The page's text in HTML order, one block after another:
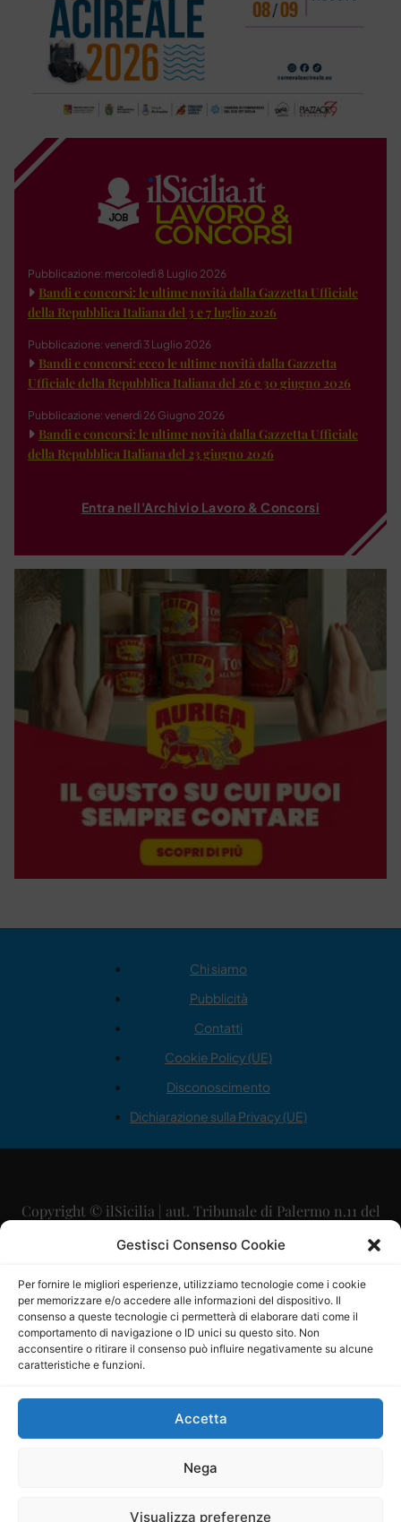
Gestisci Consenso Cookie
Per fornire le migliori esperienze, utilizziamo tecnologie come i cookie
per memorizzare e/o accedere alle informazioni del dispositivo. Il
consenso a queste tecnologie ci permetterà di elaborare dati come il
comportamento di navigazione o ID unici su questo sito. Non
acconsentire o ritirare il consenso può influire negativamente su alcune
caratteristiche e funzioni.
Accetta
Nega
Visualizza preferenze
Pubblicazione: mercoledì 8 Luglio 2026
Bandi e concorsi: le ultime novità dalla Gazzetta Ufficiale
della Repubblica Italiana del 3 e 7 luglio 2026
Pubblicazione: venerdì 3 Luglio 2026
Bandi e concorsi: ecco le ultime novità dalla Gazzetta
Ufficiale della Repubblica Italiana del 26 e 30 giugno 2026
Pubblicazione: venerdì 26 Giugno 2026
Bandi e concorsi: le ultime novità dalla Gazzetta Ufficiale
della Repubblica Italiana del 23 giugno 2026
Entra nell'Archivio Lavoro & Concorsi
Chi siamo
Pubblicità
Contatti
Cookie Policy (UE)
Disconoscimento
Dichiarazione sulla Privacy (UE)
Copyright © ilSicilia | aut. Tribunale di Palermo n.11 del
29/09/2015
Direttore Editoriale: Maurizio Scaglione
Direttore Responsabile: Maria Calabrese
P.IVA: 06334930820
Mercurio Comunicazione Società Cooperativa a r.l. è
iscritta al Registro degli Operatori di Comunicazione al